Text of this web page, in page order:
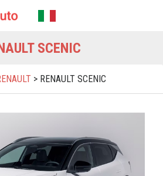
SCENIC
> RENAULT SCENIC